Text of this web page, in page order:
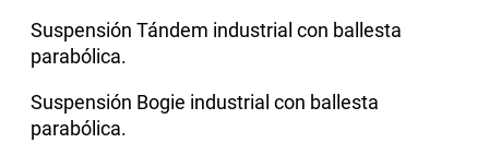
Suspensión Tándem industrial con ballesta
parabólica.
Suspensión Bogie industrial con ballesta
parabólica.